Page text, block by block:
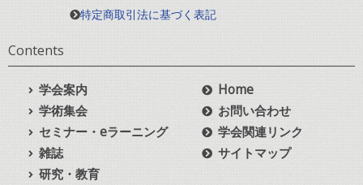
特定商取引法に基づく表記
Contents
学会案内
学術集会
セミナー・eラーニング
雑誌
研究・教育
Home
お問い合わせ
学会関連リンク
サイトマップ